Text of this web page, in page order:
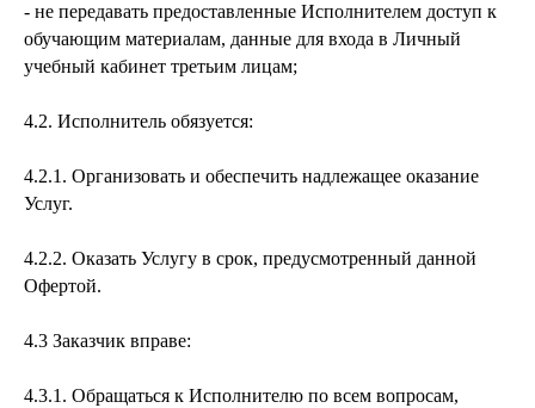
- не передавать предоставленные Исполнителем доступ к
обучающим материалам, данные для входа в Личный
учебный кабинет третьим лицам;
4.2. Исполнитель обязуется:
4.2.1. Организовать и обеспечить надлежащее оказание
Услуг.
4.2.2. Оказать Услугу в срок, предусмотренный данной
Офертой.
4.3 Заказчик вправе:
4.3.1. Обращаться к Исполнителю по всем вопросам,